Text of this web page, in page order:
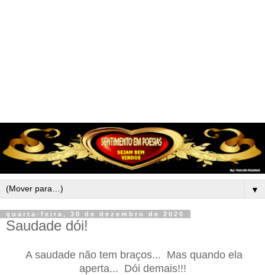
▼
quarta-feira, 30 de dezembro de 2020
Saudade dói!
A saudade não tem braços... Mas quando ela
aperta... Dói demais!!!